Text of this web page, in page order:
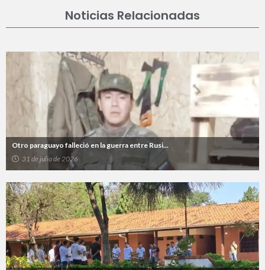
Noticias Relacionadas
Otro paraguayo falleció en la guerra entre Rusi...
31 de julio de 2026